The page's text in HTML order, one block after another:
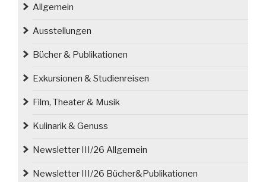
Schneeberg“
Allgemein
Ausstellungen
Bücher & Publikationen
Exkursionen & Studienreisen
Film, Theater & Musik
Kulinarik & Genuss
Newsletter III/26 Allgemein
Newsletter III/26 Bücher&Publikationen